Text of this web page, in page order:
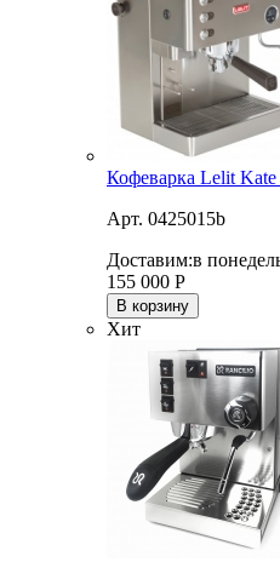
Кофеварка Lelit
Арт. 0425015b
Доставим:в
155 000 Р
В корзину
Хит